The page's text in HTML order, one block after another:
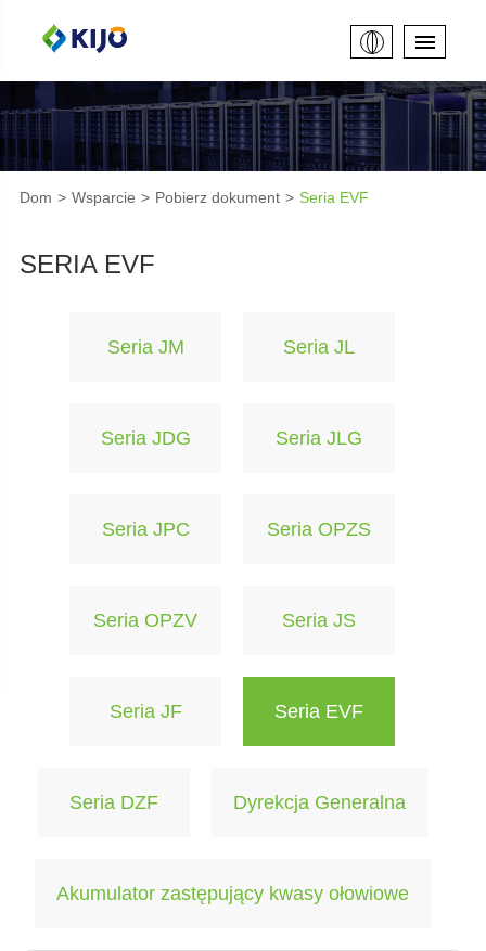
Dom Wsparcie Pobierz dokument Seria EVF
SERIA EVF
Seria JM Seria JL
Seria JDG Seria JLG
Seria JPC Seria OPZS
Seria OPZV Seria JS
Seria JF Seria EVF
Seria DZF Dyrekcja Generalna
Akumulator zastępujący kwasy ołowiowe